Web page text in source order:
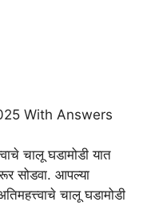
With Answers
चालू घडामोडी यात
सोडवा. आपल्या
चालू घडामोडी